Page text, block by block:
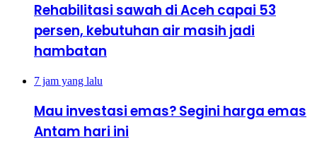
Rehabilitasi sawah di Aceh capai 53
persen, kebutuhan air masih jadi
hambatan
7 jam yang lalu
Mau investasi emas? Segini harga emas
Antam hari ini